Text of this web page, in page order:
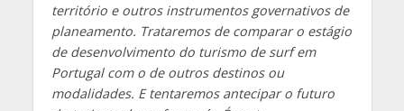
território e outros instrumentos governativos de
planeamento. Trataremos de comparar o estágio
de desenvolvimento do turismo de surf em
Portugal com o de outros destinos ou
modalidades. E tentaremos antecipar o futuro